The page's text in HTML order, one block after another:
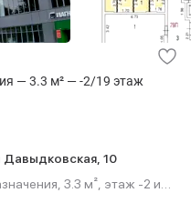
— 3.3 м² — -2/19 этаж
Давыдковская, 10
3.3 м², этаж -2 из